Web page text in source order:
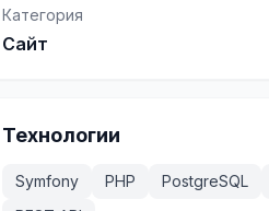
Категория
Сайт
Технологии
Symfony PHP PostgreSQL